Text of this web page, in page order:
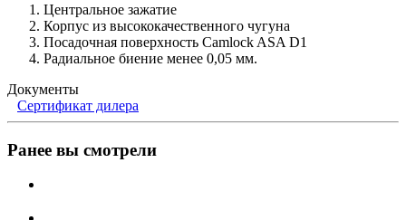
Центральное зажатие
Корпус из высококачественного чугуна
Посадочная поверхность Camlock ASA D1
Радиальное биение менее 0,05 мм.
Документы
Сертификат дилера
Ранее вы смотрели